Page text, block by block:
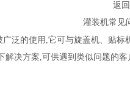
返
灌装机常见
泛的使用,它可与旋盖机、贴
解决方案,可供遇到类似问题的客